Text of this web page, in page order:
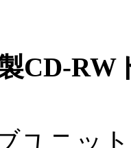
CD-RW
ユニッ